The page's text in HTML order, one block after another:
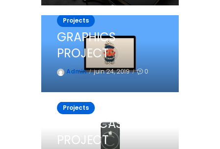
Projects
GRAPHICS
PROJECT
Admin juin 24, 2019 0
Projects
PHONE CASE
PROJECT